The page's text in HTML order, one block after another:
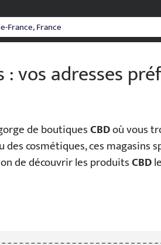
vos adresses
de boutiquesCBDoù vous
des cosmétiques, ces
de découvrir les produitsCBD